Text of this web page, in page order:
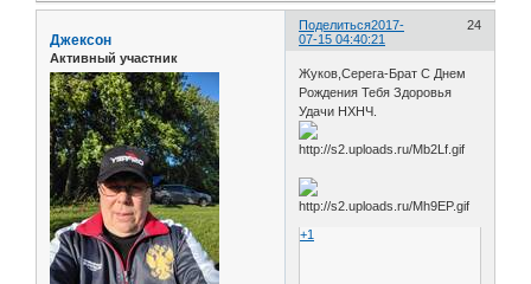
Поделиться 24
2017-
07-15 04:40:21
Джексон
Активный участник
Жуков,Серега-Брат С Днем
Рождения Тебя Здоровья
Удачи НХНЧ.
+1